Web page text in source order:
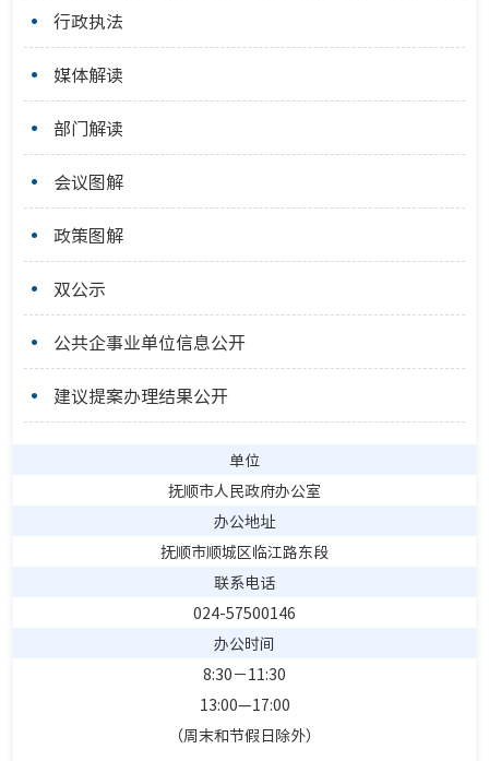
行政执法
媒体解读
部门解读
会议图解
政策图解
双公示
公共企事业单位信息公开
建议提案办理结果公开
单位
抚顺市人民政府办公室
办公地址
抚顺市顺城区临江路东段
联系电话
024-57500146
办公时间
8:30－11:30
13:00—17:00
（周末和节假日除外）